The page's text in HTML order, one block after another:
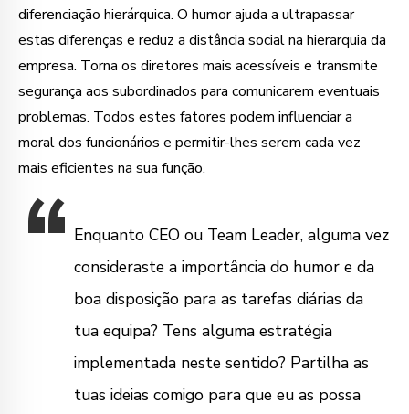
diferenciação hierárquica. O humor ajuda a ultrapassar
estas diferenças e reduz a distância social na hierarquia da
empresa. Torna os diretores mais acessíveis e transmite
segurança aos subordinados para comunicarem eventuais
problemas. Todos estes fatores podem influenciar a
moral dos funcionários e permitir-lhes serem cada vez
mais eficientes na sua função.
Enquanto CEO ou Team Leader, alguma vez
consideraste a importância do humor e da
boa disposição para as tarefas diárias da
tua equipa? Tens alguma estratégia
implementada neste sentido? Partilha as
tuas ideias comigo para que eu as possa